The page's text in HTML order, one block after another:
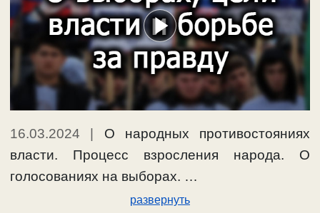
16.03.2024
О народных противостояниях
власти. Процесс взросления народа. О
голосованиях на выборах. …
развернуть